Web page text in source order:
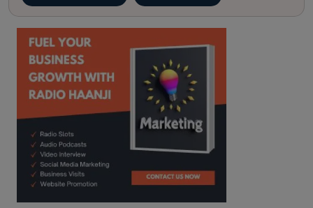
kitaab kahani punjabi story